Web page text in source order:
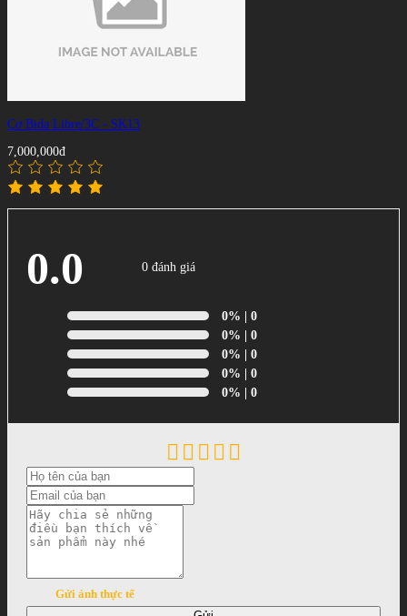
Cơ Bida Libre/3C - SK13
7,000,000đ
0.0 0 đánh giá
0% | 0
0% | 0
0% | 0
0% | 0
0% | 0
Gửi ảnh thực tế